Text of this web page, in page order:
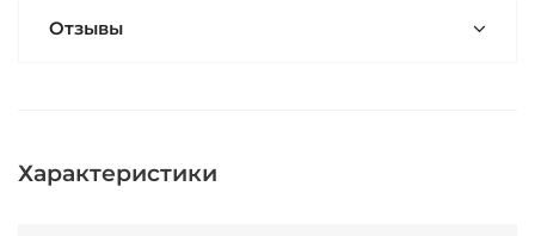
Отзывы
Характеристики